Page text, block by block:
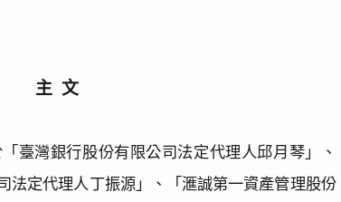
主文
臺灣銀行股份有限公司法定代理人邱月琴」、
法定代理人丁振源」、「滙誠第一資產管理股份